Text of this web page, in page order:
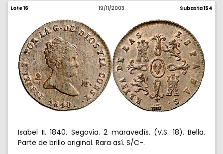
Lote 16 19/11/2003 Subasta 154
Isabel II. 1840. Segovia. 2 maravedís. (V.S. 18). Bella.
Parte de brillo original. Rara así. S/C-.